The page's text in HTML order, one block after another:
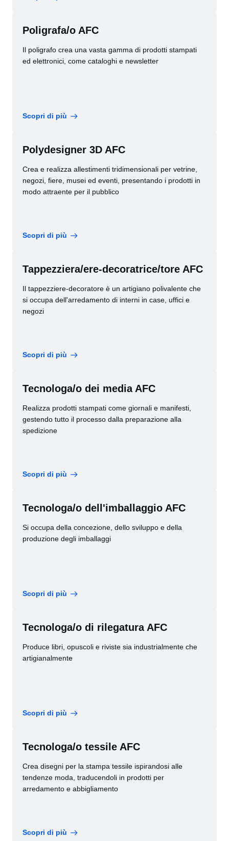
Poligrafa/o AFC
Il poligrafo crea una vasta gamma di prodotti stampati
ed elettronici, come cataloghi e newsletter
Scopri di più
Polydesigner 3D AFC
Crea e realizza allestimenti tridimensionali per vetrine,
negozi, fiere, musei ed eventi, presentando i prodotti in
modo attraente per il pubblico
Scopri di più
Tappezziera/ere-decoratrice/tore AFC
Il tappezziere-decoratore è un artigiano polivalente che
si occupa dell'arredamento di interni in case, uffici e
negozi
Scopri di più
Tecnologa/o dei media AFC
Realizza prodotti stampati come giornali e manifesti,
gestendo tutto il processo dalla preparazione alla
spedizione
Scopri di più
Tecnologa/o dell'imballaggio AFC
Si occupa della concezione, dello sviluppo e della
produzione degli imballaggi
Scopri di più
Tecnologa/o di rilegatura AFC
Produce libri, opuscoli e riviste sia industrialmente che
artigianalmente
Scopri di più
Tecnologa/o tessile AFC
Crea disegni per la stampa tessile ispirandosi alle
tendenze moda, traducendoli in prodotti per
arredamento e abbigliamento
Scopri di più